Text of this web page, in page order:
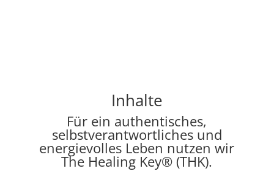
Inhalte
Für ein authentisches,
selbstverantwortliches und
energievolles Leben nutzen wir
The Healing Key® (THK).